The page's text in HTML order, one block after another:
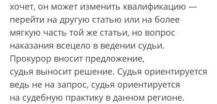
хочет, он может изменить квалификацию —
перейти на другую статью или на более
мягкую часть той же статьи, но вопрос
наказания всецело в ведении судьи.
Прокурор вносит предложение,
судья выносит решение. Судья ориентируется
ведь не на запрос, судья ориентируется
на судебную практику в данном регионе.